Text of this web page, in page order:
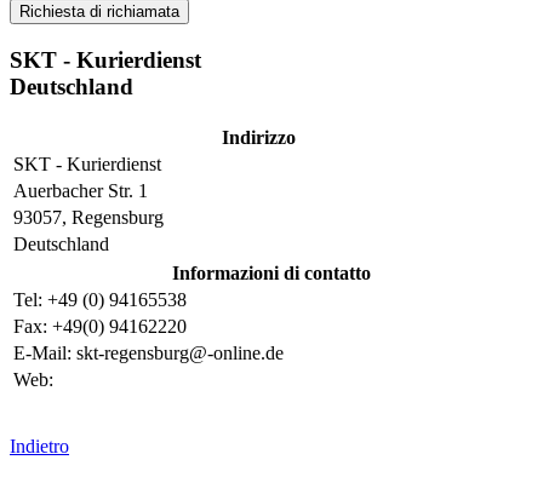
SKT - Kurierdienst
Deutschland
Indirizzo
SKT - Kurierdienst
Auerbacher Str. 1
93057, Regensburg
Deutschland
Informazioni di contatto
Tel: +49 (0) 94165538
Fax: +49(0) 94162220
E-Mail: skt-regensburg@-online.de
Web:
Indietro